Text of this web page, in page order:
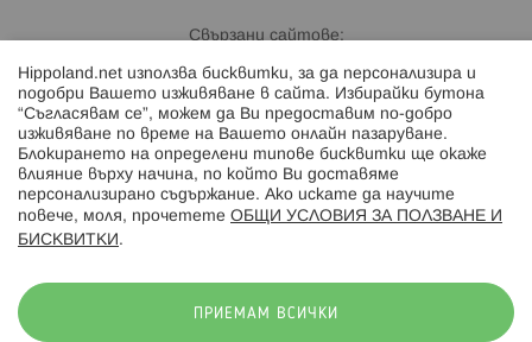
Свързани сайтове:
Hippoland.ro
Последвайте ни:
Hippoland.net използва бисквитки, за да персонализира и
подобри Вашето изживяване в сайта. Избирайки бутона
“Съгласявам се”, можем да Ви предоставим по-добро
изживяване по време на Вашето онлайн пазаруване.
Блокирането на определени типове бисквитки ще окаже
влияние върху начина, по който Ви доставяме
персонализирано съдържание. Ако искате да научите
повече, моля, прочетете ОБЩИ УСЛОВИЯ ЗА ПОЛЗВАНЕ И
БИСКВИТКИ .
ПРИЕМАМ ВСИЧКИ